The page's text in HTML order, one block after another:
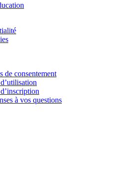
de consentement
à vos questions